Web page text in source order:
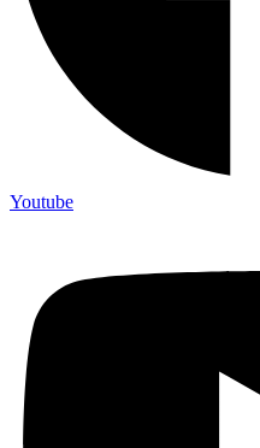
Youtube